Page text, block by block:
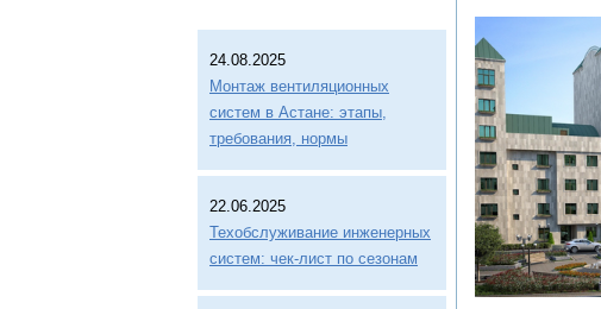
24.08.2025
Монтаж вентиляционных
систем в Астане: этапы,
требования, нормы
22.06.2025
Техобслуживание инженерных
систем: чек-лист по сезонам